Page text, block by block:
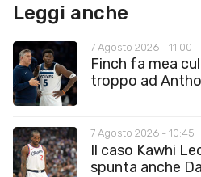
Leggi anche
7 Agosto 2026 - 11:00
Finch fa mea
troppo ad
7 Agosto 2026 - 10:45
Il caso Kawhi
spunta anche